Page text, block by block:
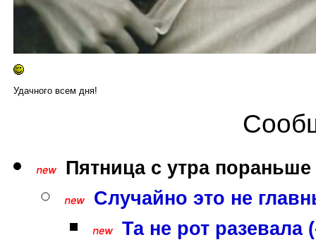
Удачного всем дня!
Пятница с утра пораньше
Случайно это не
Та не рот разевала